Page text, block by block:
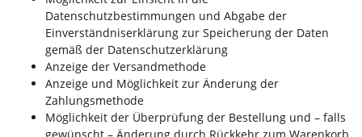
Datenschutzbestimmungen und Abgabe der
Einverständniserklärung zur Speicherung der Daten
gemäß der Datenschutzerklärung
Anzeige der Versandmethode
Anzeige und Möglichkeit zur Änderung der
Zahlungsmethode
Möglichkeit der Überprüfung der Bestellung und – falls